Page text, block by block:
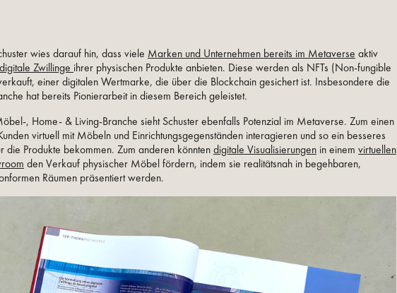
wies darauf hin, dass viele Marken und Unternehmen bereits im Metaverse aktiv
digitale Zwillinge ihrer physischen Produkte anbieten. Diese werden als NFTs (Non-fungible
einer digitalen Wertmarke, die über die Blockchain gesichert ist. Insbesondere die
hat bereits Pionierarbeit in diesem Bereich geleistet.
, Home- & Living-Branche sieht Schuster ebenfalls Potenzial im Metaverse. Zum einen
virtuell mit Möbeln und Einrichtungsgegenständen interagieren und so ein besseres
die Produkte bekommen. Zum anderen könnten digitale Visualisierungen in einem virtuellen
den Verkauf physischer Möbel fördern, indem sie realitätsnah in begehbaren,
Räumen präsentiert werden.